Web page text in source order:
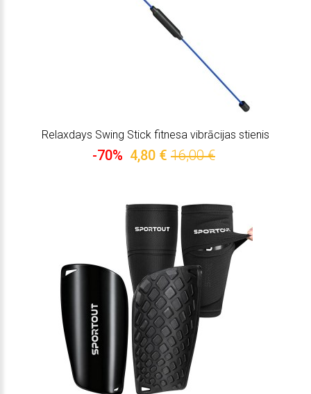
Relaxdays Swing Stick fitnesa vibrācijas stienis
-70% 4,80 € 16,00 €